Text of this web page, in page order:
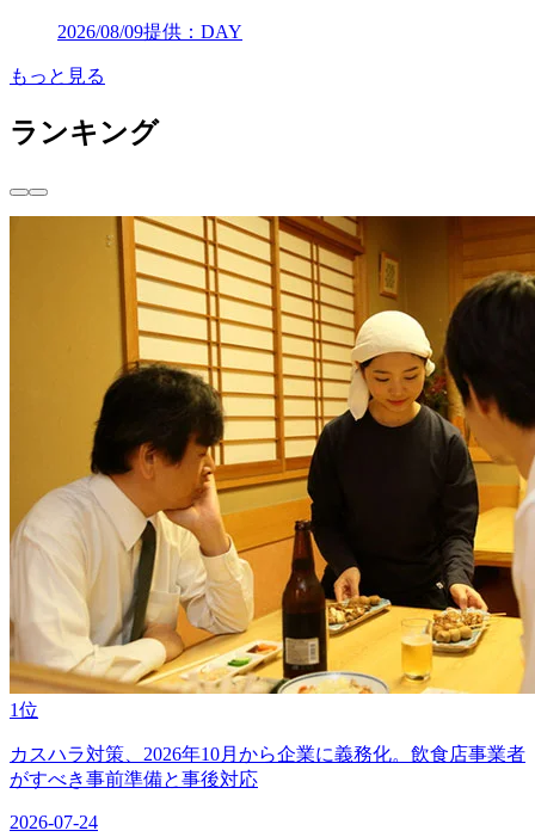
2026/08/09提供：DAY
もっと見る
ランキング
1位
カスハラ対策、2026年10月から企業に義務化。飲食店事業者
がすべき事前準備と事後対応
2026-07-24